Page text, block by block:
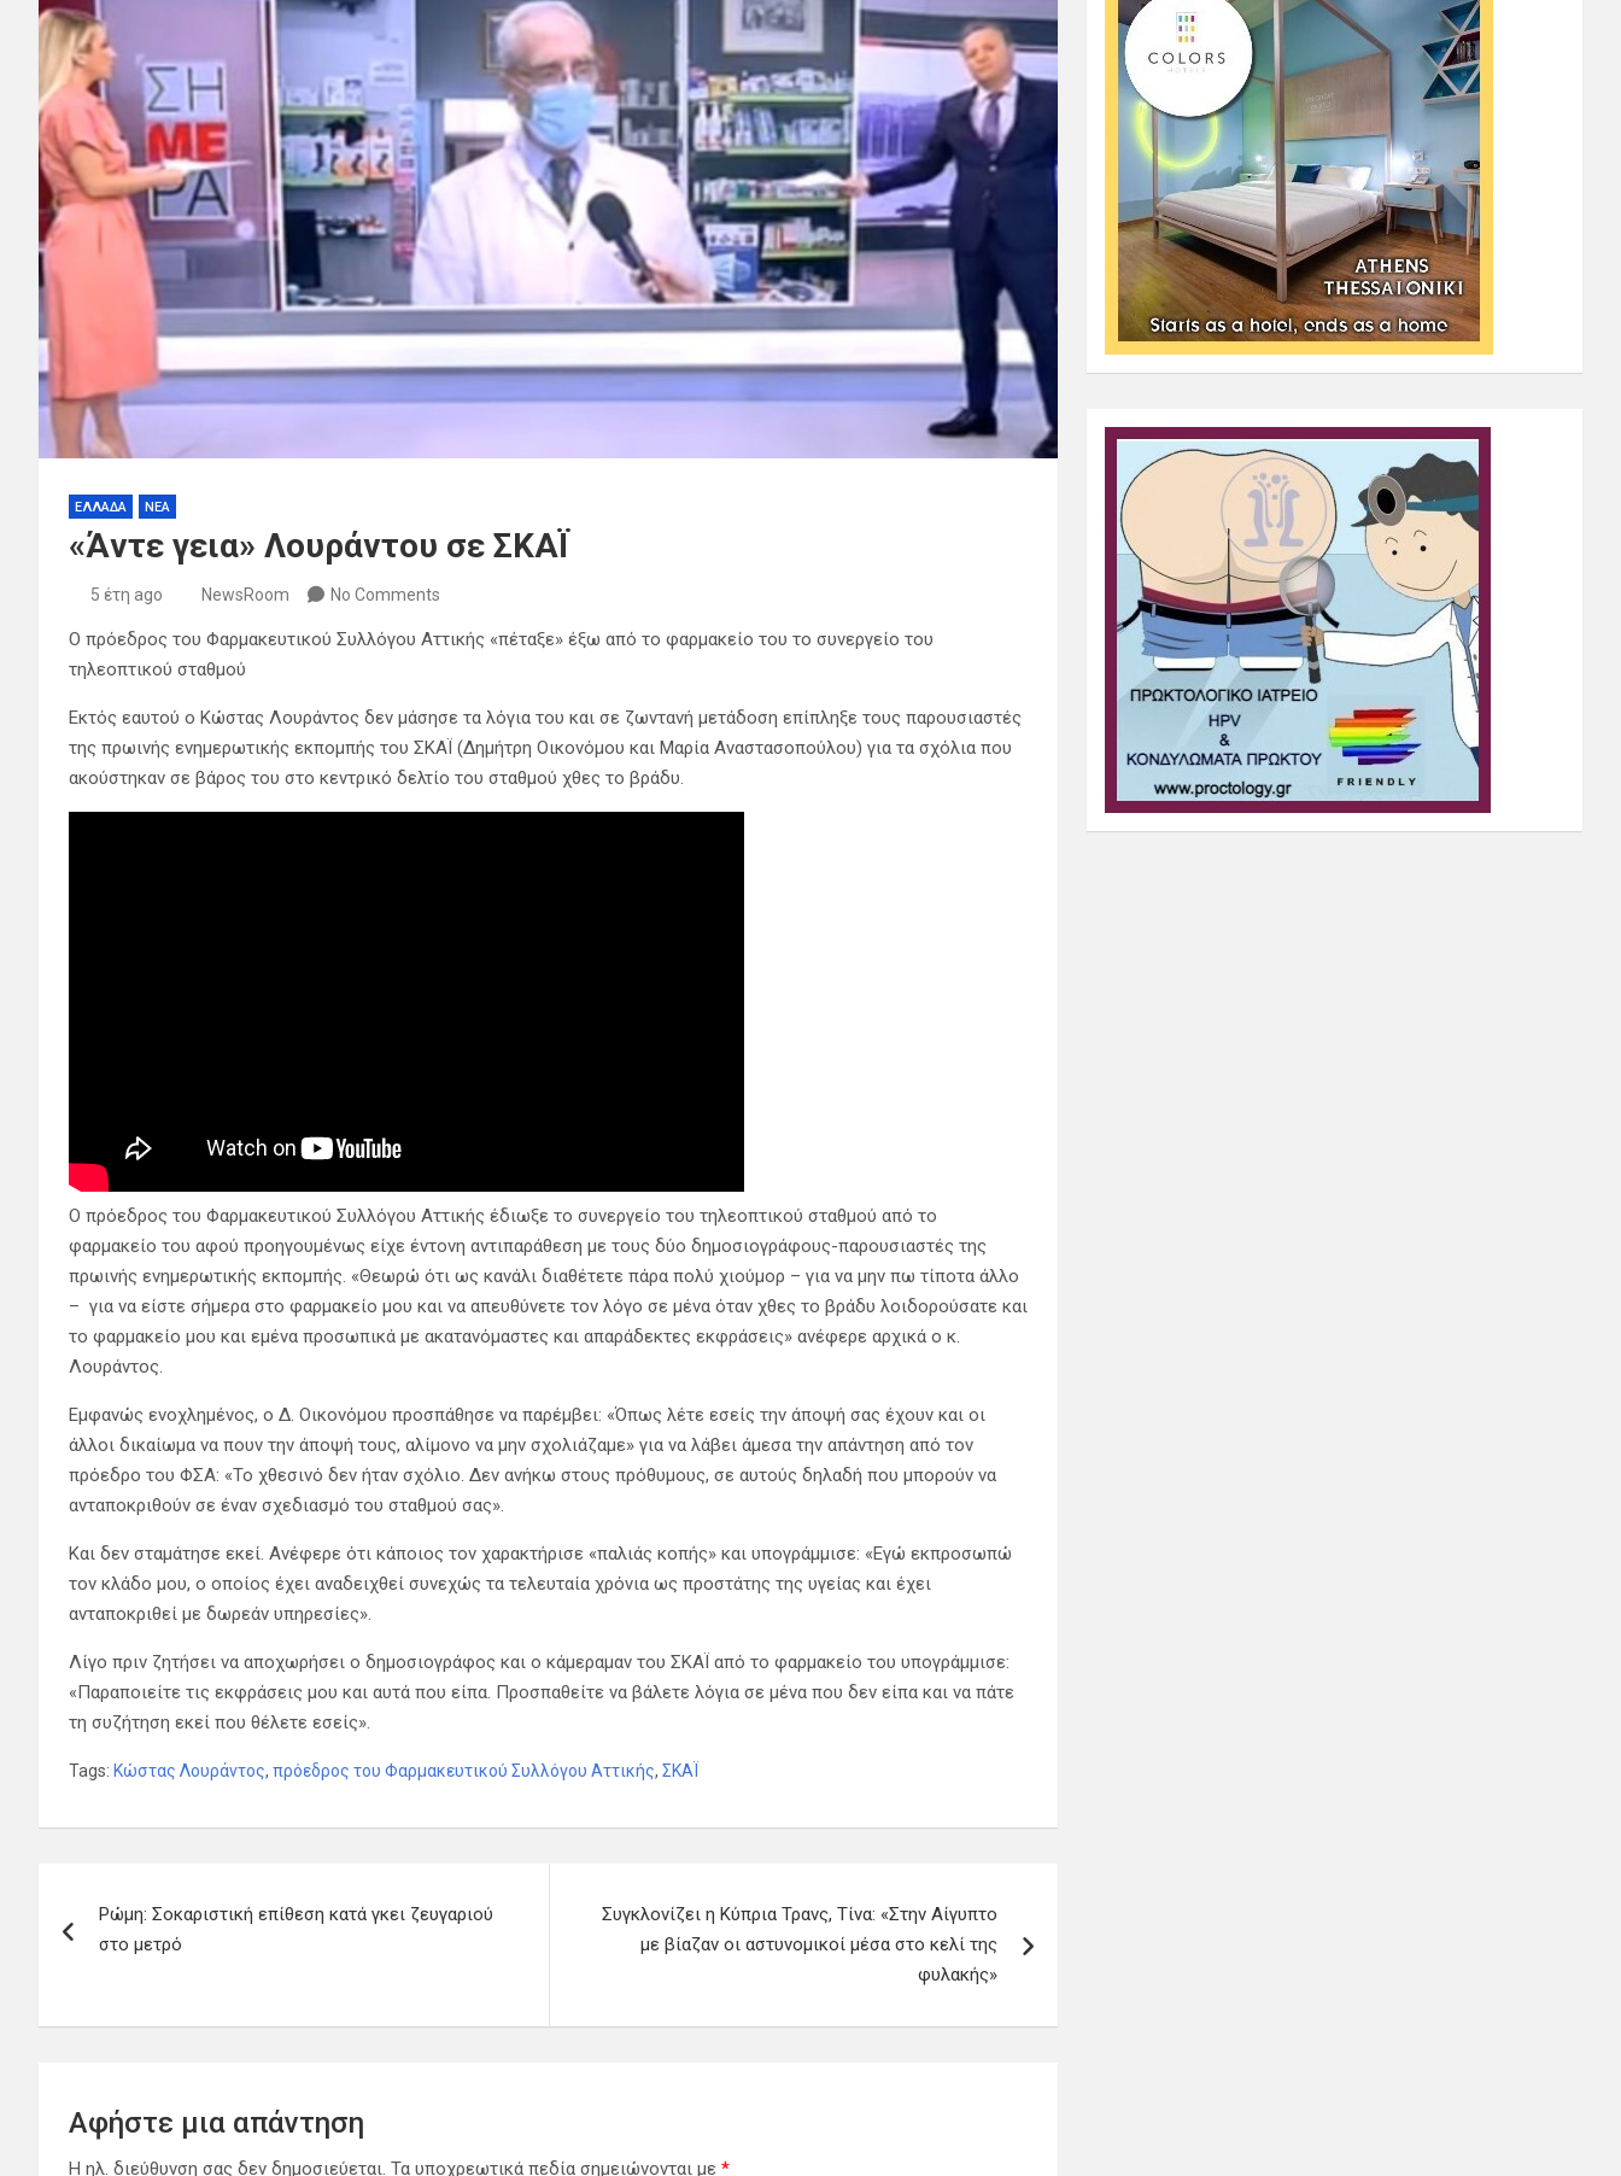
ΕΛΛΑΔΑ ΝΕΑ
«Άντε γεια» Λουράντου σε ΣΚΑΪ
5 έτη ago NewsRoom No Comments
Ο πρόεδρος του Φαρμακευτικού Συλλόγου Αττικής «πέταξε» έξω από το φαρμακείο του το συνεργείο του
τηλεοπτικού σταθμού
Εκτός εαυτού ο Κώστας Λουράντος δεν μάσησε τα λόγια του και σε ζωντανή μετάδοση επίπληξε τους παρουσιαστές
της πρωινής ενημερωτικής εκπομπής του ΣΚΑΪ (Δημήτρη Οικονόμου και Μαρία Αναστασοπούλου) για τα σχόλια που
ακούστηκαν σε βάρος του στο κεντρικό δελτίο του σταθμού χθες το βράδυ.
Ο πρόεδρος του Φαρμακευτικού Συλλόγου Αττικής έδιωξε το συνεργείο του τηλεοπτικού σταθμού από το
φαρμακείο του αφού προηγουμένως είχε έντονη αντιπαράθεση με τους δύο δημοσιογράφους-παρουσιαστές της
πρωινής ενημερωτικής εκπομπής. «Θεωρώ ότι ως κανάλι διαθέτετε πάρα πολύ χιούμορ – για να μην πω τίποτα άλλο
– για να είστε σήμερα στο φαρμακείο μου και να απευθύνετε τον λόγο σε μένα όταν χθες το βράδυ λοιδορούσατε και
το φαρμακείο μου και εμένα προσωπικά με ακατανόμαστες και απαράδεκτες εκφράσεις» ανέφερε αρχικά ο κ.
Λουράντος.
Εμφανώς ενοχλημένος, ο Δ. Οικονόμου προσπάθησε να παρέμβει: «Όπως λέτε εσείς την άποψή σας έχουν και οι
άλλοι δικαίωμα να πουν την άποψή τους, αλίμονο να μην σχολιάζαμε» για να λάβει άμεσα την απάντηση από τον
πρόεδρο του ΦΣΑ: «Το χθεσινό δεν ήταν σχόλιο. Δεν ανήκω στους πρόθυμους, σε αυτούς δηλαδή που μπορούν να
ανταποκριθούν σε έναν σχεδιασμό του σταθμού σας».
Και δεν σταμάτησε εκεί. Ανέφερε ότι κάποιος τον χαρακτήρισε «παλιάς κοπής» και υπογράμμισε: «Εγώ εκπροσωπώ
τον κλάδο μου, ο οποίος έχει αναδειχθεί συνεχώς τα τελευταία χρόνια ως προστάτης της υγείας και έχει
ανταποκριθεί με δωρεάν υπηρεσίες».
Λίγο πριν ζητήσει να αποχωρήσει ο δημοσιογράφος και ο κάμεραμαν του ΣΚΑΪ από το φαρμακείο του υπογράμμισε:
«Παραποιείτε τις εκφράσεις μου και αυτά που είπα. Προσπαθείτε να βάλετε λόγια σε μένα που δεν είπα και να πάτε
τη συζήτηση εκεί που θέλετε εσείς».
Tags: Κώστας Λουράντος, πρόεδρος του Φαρμακευτικού Συλλόγου Αττικής, ΣΚΑΪ
άρθρων
Ρώμη: Σοκαριστική επίθεση κατά γκει ζευγαριού
στο μετρό
Συγκλονίζει η Κύπρια Τρανς, Τίνα: «Στην Αίγυπτο
με βίαζαν οι αστυνομικοί μέσα στο κελί της
φυλακής»
Αφήστε μια απάντηση
Η ηλ. διεύθυνση σας δεν δημοσιεύεται. Τα υποχρεωτικά πεδία σημειώνονται με *